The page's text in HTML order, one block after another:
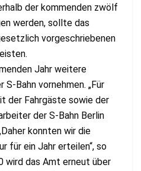
der kommenden zwölf
werden, sollte das
vorgeschriebenen
Jahr weitere
S-Bahn vornehmen. „Für
der Fahrgäste sowie der
der S-Bahn Berlin
konnten wir die
für ein Jahr erteilen“, so
wird das Amt erneut über